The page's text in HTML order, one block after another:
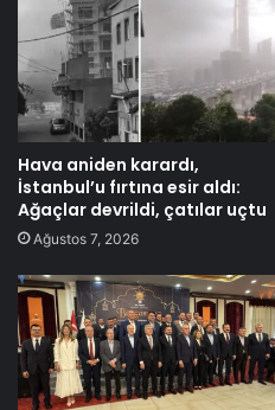
Hava aniden karardı,
İstanbul’u fırtına esir aldı:
Ağaçlar devrildi, çatılar uçtu
Ağustos 7, 2026